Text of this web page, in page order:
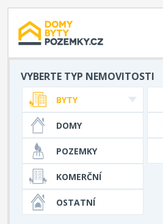
VYBERTE TYP NEMOVITOSTI
BYTY
DOMY
POZEMKY
KOMERČNÍ
OSTATNÍ